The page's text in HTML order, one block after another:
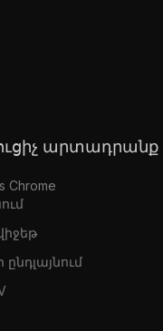
արտադրանք
Chrome
ընդլայնում